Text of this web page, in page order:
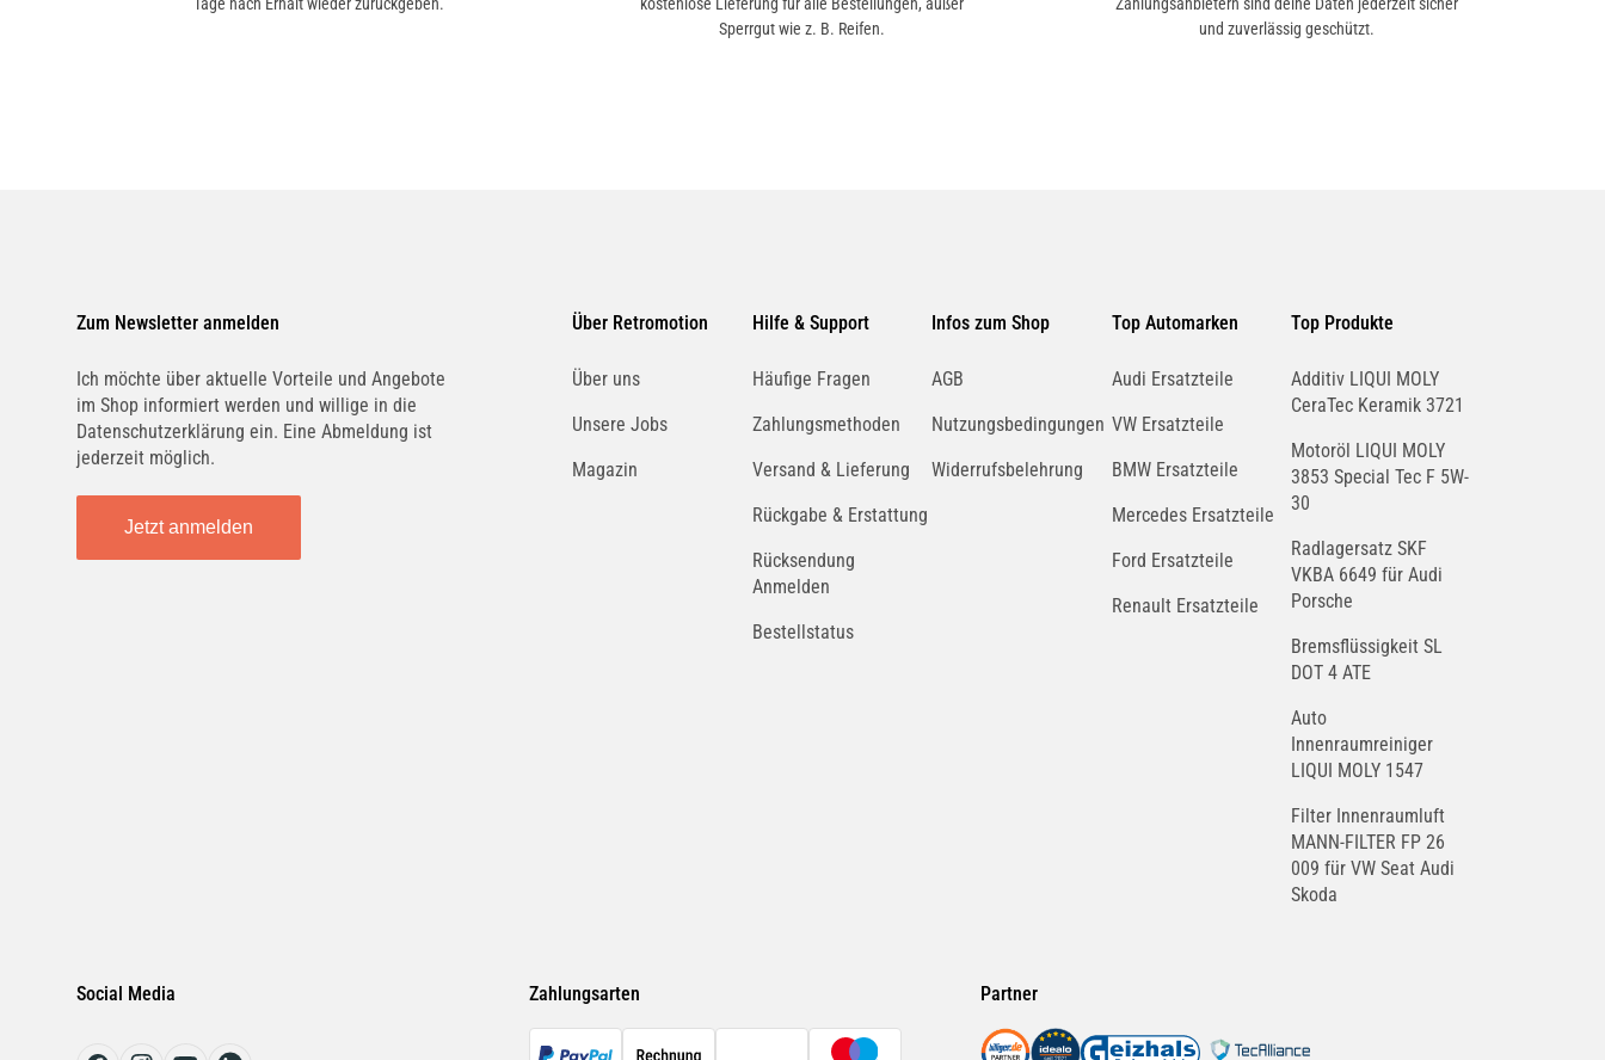
Sperrgut wie z. B. Reifen.
und zuverlässig geschützt.
Zum Newsletter anmelden
Ich möchte über aktuelle Vorteile und Angebote
im Shop informiert werden und willige in die
Datenschutzerklärung ein. Eine Abmeldung ist
jederzeit möglich.
Jetzt anmelden
Über Retromotion
Über uns
Unsere Jobs
Magazin
Hilfe & Support
Häufige Fragen
Zahlungsmethoden
Versand & Lieferung
Rückgabe & Erstattung
Rücksendung
Anmelden
Bestellstatus
Infos zum Shop
AGB
Nutzungsbedingungen
Widerrufsbelehrung
Top Automarken
Audi Ersatzteile
VW Ersatzteile
BMW Ersatzteile
Mercedes Ersatzteile
Ford Ersatzteile
Renault Ersatzteile
Top Produkte
Additiv LIQUI MOLY
CeraTec Keramik 3721
Motoröl LIQUI MOLY
3853 Special Tec F 5W-
30
Radlagersatz SKF
VKBA 6649 für Audi
Porsche
Bremsflüssigkeit SL
DOT 4 ATE
Auto
Innenraumreiniger
LIQUI MOLY 1547
Filter Innenraumluft
MANN-FILTER FP 26
009 für VW Seat Audi
Skoda
Social Media Zahlungsarten Partner